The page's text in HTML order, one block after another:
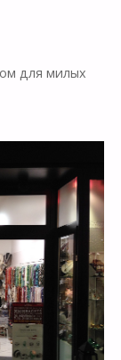
для милых